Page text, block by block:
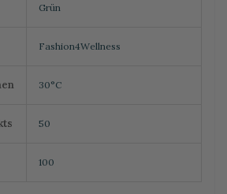
Grün
Fashion4Wellness
30°C
50
100